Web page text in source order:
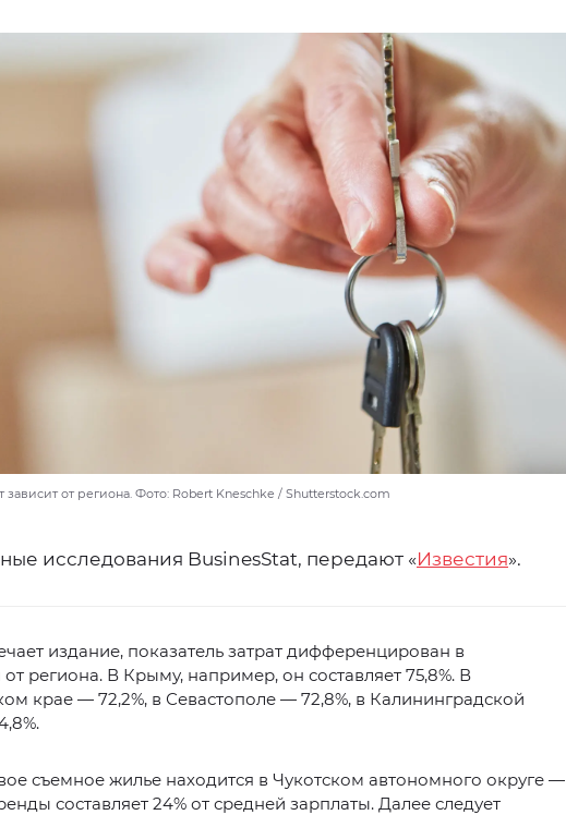
зависит от региона. Фото: Robert Kneschke / Shutterstock.com
исследования BusinesStat, передают «Известия».
издание, показатель затрат дифференцирован в
региона. В Крыму, например, он составляет 75,8%. В
крае — 72,2%, в Севастополе — 72,8%, в Калининградской
съемное жилье находится в Чукотском автономного округе —
составляет 24% от средней зарплаты. Далее следует